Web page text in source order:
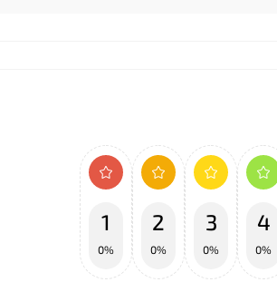
1
0%
2
0%
3
0%
4
0%